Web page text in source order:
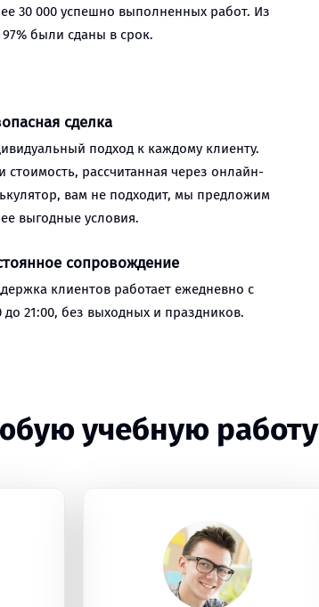
30 000 успешно выполненных работ. Из
97% были сданы в срок.
сделка
подход к каждому клиенту.
стоимость, рассчитанная через онлайн-
вам не подходит, мы предложим
выгодные условия.
сопровождение
клиентов работает ежедневно с
до 21:00, без выходных и праздников.
учебную работу